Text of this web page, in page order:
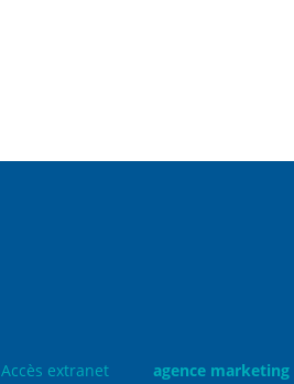
Accès extranet agence marketing